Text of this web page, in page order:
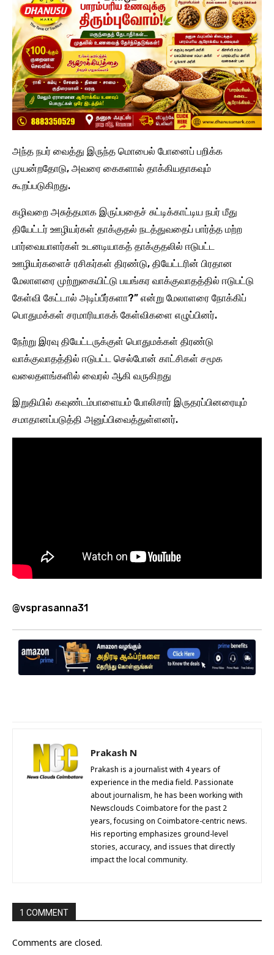
அந்த நபர் வைத்து இருந்த மொபைல் போனைப் பறிக்க
முயன்றதோடு, அவரை கைகளால் தாக்கியதாகவும்
கூறப்படுகிறது.
கழிவறை அசுத்தமாக இருப்பதைச் சுட்டிக்காட்டிய நபர் மீது
தியேட்டர் ஊழியர்கள் தாக்குதல் நடத்துவதைப் பார்த்த மற்ற
பார்வையாளர்கள் உடனடியாகத் தாக்குதலில் ஈடுபட்ட
ஊழியர்களைச் ரசிகர்கள் திரண்டு, தியேட்டரின் பிரதான
மேலாளரை முற்றுகையிட்டு பயங்கர வாக்குவாதத்தில் ஈடுபட்டு
கேள்வி கேட்டால் அடிப்பீர்களா?” என்று மேலாளரை நோக்கிப்
பொதுமக்கள் சரமாரியாகக் கேள்விகளை எழுப்பினர்.
நேற்று இரவு தியேட்டருக்குள் பொதுமக்கள் திரண்டு
வாக்குவாதத்தில் ஈடுபட்ட செல்போன் காட்சிகள் சமூக
வலைதளங்களில் வைரல் ஆகி வருகிறது
இறுதியில் கவுண்டம்பாளையம் போலிசார் இருதரப்பினரையும்
சமாதானப்படுத்தி அனுப்பிவைத்துள்ளனர்.
@⁨vsprasanna31⁩
Prakash N
Prakash is a journalist with 4 years of
experience in the media field. Passionate
about journalism, he has been working with
Newsclouds Coimbatore for the past 2
years, focusing on Coimbatore-centric news.
His reporting emphasizes ground-level
stories, accuracy, and issues that directly
impact the local community.
1 COMMENT
Comments are closed.